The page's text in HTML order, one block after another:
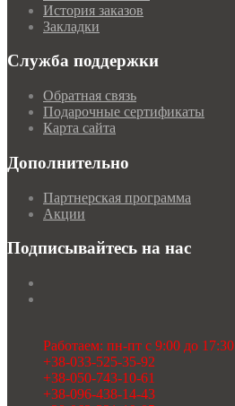
История заказов
Закладки
Служба поддержки
Обратная связь
Подарочные сертификаты
Карта сайта
Дополнительно
Партнерская программа
Акции
Подписывайтесь на нас
Работаем: пн-пт с 9:00 до 17:30
+38-033-525-35-92
+38-050-743-10-61
+38-096-438-14-43